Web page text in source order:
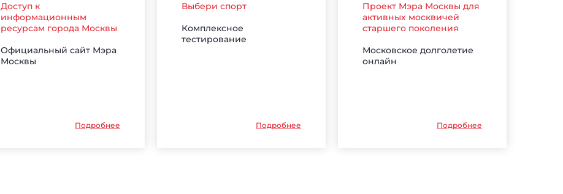
Доступ к
информационным
ресурсам города Москвы
Официальный сайт Мэра
Москвы
Подробнее
Выбери спорт
Комплексное
тестирование
Подробнее
Проект Мэра Москвы для
активных москвичей
старшего поколения
Московское долголетие
онлайн
Подробнее